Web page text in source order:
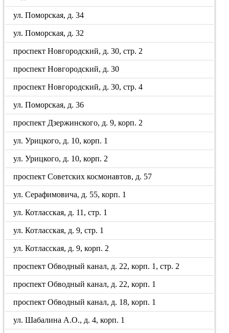
ул. Поморская, д. 34
ул. Поморская, д. 32
проспект Новгородский, д. 30, стр. 2
проспект Новгородский, д. 30
проспект Новгородский, д. 30, стр. 4
ул. Поморская, д. 36
проспект Дзержинского, д. 9, корп. 2
ул. Урицкого, д. 10, корп. 1
ул. Урицкого, д. 10, корп. 2
проспект Советских космонавтов, д. 57
ул. Серафимовича, д. 55, корп. 1
ул. Котласская, д. 11, стр. 1
ул. Котласская, д. 9, стр. 1
ул. Котласская, д. 9, корп. 2
проспект Обводный канал, д. 22, корп. 1, стр. 2
проспект Обводный канал, д. 22, корп. 1
проспект Обводный канал, д. 18, корп. 1
ул. Шабалина А.О., д. 4, корп. 1